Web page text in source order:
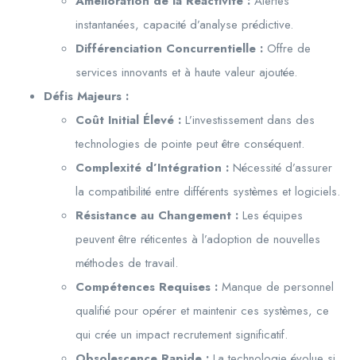
instantanées, capacité d’analyse prédictive.
Différenciation Concurrentielle : Offre de
services innovants et à haute valeur ajoutée.
Défis Majeurs :
Coût Initial Élevé : L’investissement dans des
technologies de pointe peut être conséquent.
Complexité d’Intégration : Nécessité d’assurer
la compatibilité entre différents systèmes et logiciels.
Résistance au Changement : Les équipes
peuvent être réticentes à l’adoption de nouvelles
méthodes de travail.
Compétences Requises : Manque de personnel
qualifié pour opérer et maintenir ces systèmes, ce
qui crée un impact recrutement significatif.